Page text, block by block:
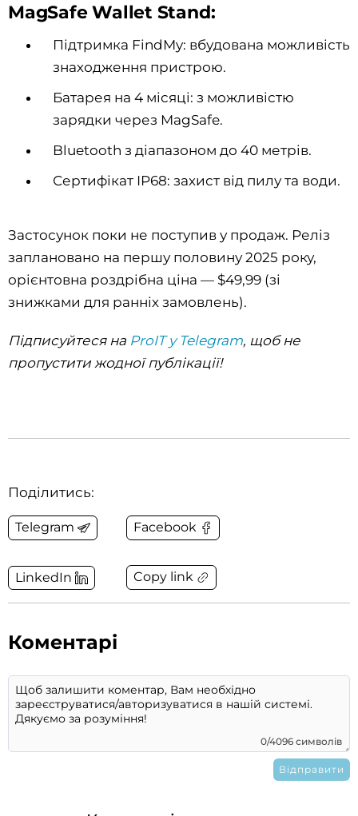
MagSafe Wallet Stand:
Підтримка FindMy: вбудована можливість
знаходження пристрою.
Батарея на 4 місяці: з можливістю
зарядки через MagSafe.
Bluetooth з діапазоном до 40 метрів.
Сертифікат IP68: захист від пилу та води.
Застосунок поки не поступив у продаж. Реліз
заплановано на першу половину 2025 року,
орієнтовна роздрібна ціна — $49,99 (зі
знижками для ранніх замовлень).
Підписуйтеся на ProIT у Telegram, щоб не
пропустити жодної публікації!
Поділитись:
Telegram Facebook
LinkedIn Copy link
Коментарі
0/4096 символів